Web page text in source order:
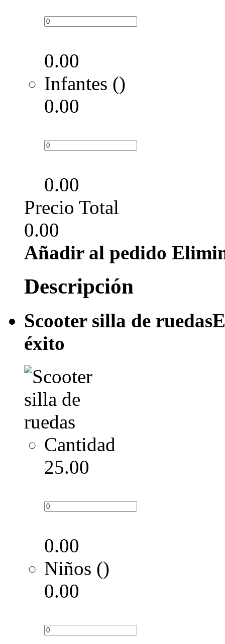
0.00
Infantes ()
0.00
0.00
Precio Total
0.00
Añadir al pedido
Descripción
Scooter silla de ruedas
éxito
Cantidad
25.00
0.00
Niños ()
0.00